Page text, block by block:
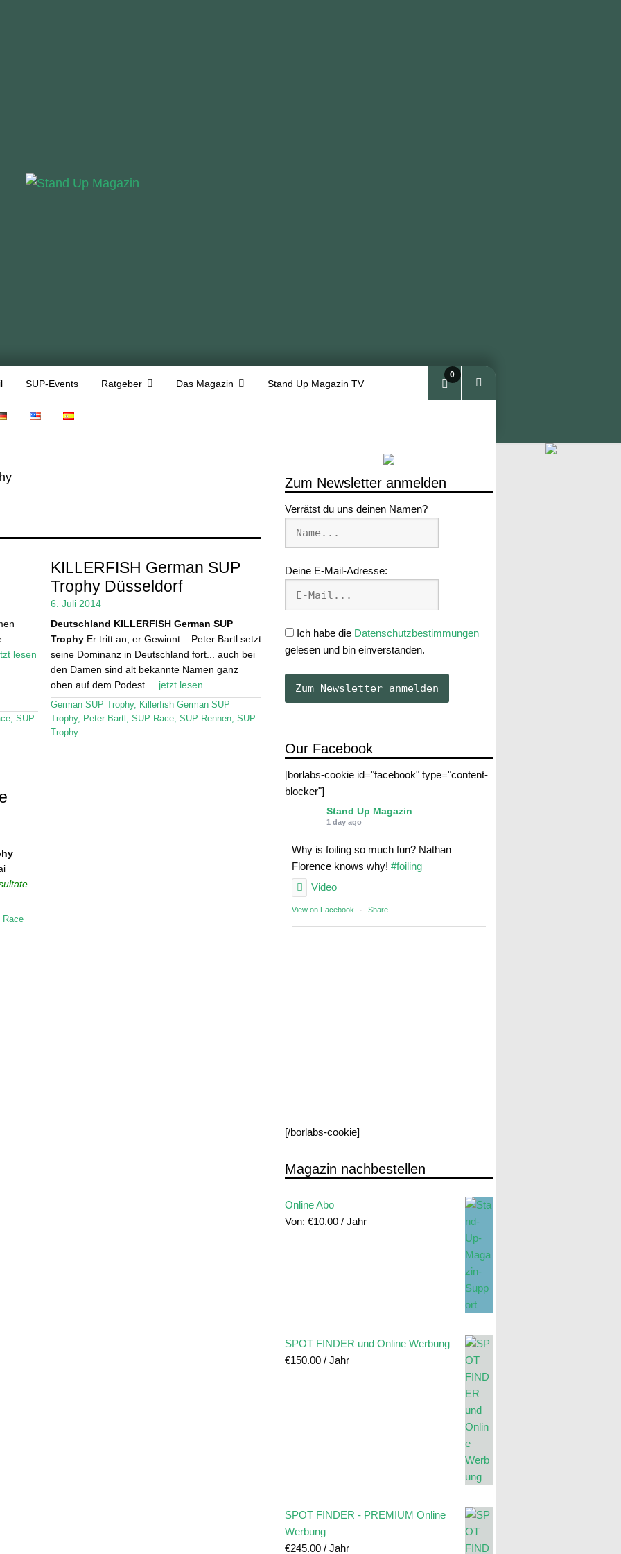
SUP-Events Ratgeber Das Magazin Stand Up Magazin TV
0
Zum Newsletter anmelden
Verrätst du uns deinen Namen?
Deine E-Mail-Adresse:
Ich habe die Datenschutzbestimmungen
gelesen und bin einverstanden.
Our Facebook
[borlabs-cookie id="facebook" type="content-
blocker"]
Stand Up Magazin
1 day ago
Why is foiling so much fun? Nathan
Florence knows why! #foiling
Video
View on Facebook · Share
[/borlabs-cookie]
Magazin nachbestellen
Online Abo
Von: €10.00 / Jahr
SPOT FINDER und Online Werbung
€150.00 / Jahr
SPOT FINDER - PREMIUM Online
Werbung
€245.00 / Jahr
lesen
, SUP
KILLERFISH German SUP
Trophy Düsseldorf
6. Juli 2014
Deutschland KILLERFISH German SUP
TrophyEr tritt an, er Gewinnt... Peter Bartl setzt
seine Dominanz in Deutschland fort... auch bei
den Damen sind alt bekannte Namen ganz
oben auf dem Podest.... jetzt lesen
German SUP Trophy, Killerfish German SUP
Trophy, Peter Bartl , SUP Race, SUP Rennen, SUP
Trophy
Race